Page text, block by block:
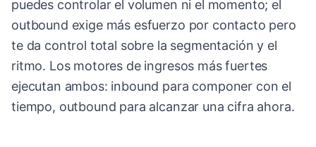
puedes controlar el volumen ni el momento; el
outbound exige más esfuerzo por contacto pero
te da control total sobre la segmentación y el
ritmo. Los motores de ingresos más fuertes
ejecutan ambos: inbound para componer con el
tiempo, outbound para alcanzar una cifra ahora.